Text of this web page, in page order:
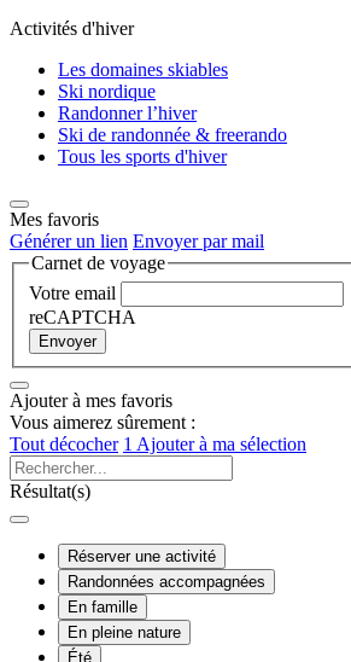
Activités d'hiver
Les domaines skiables
Ski nordique
Randonner l’hiver
Ski de randonnée & freerando
Tous les sports d'hiver
Mes favoris
Générer un lien Envoyer par mail
Carnet de voyage
Votre email
reCAPTCHA
Envoyer
Ajouter à mes favoris
Vous aimerez sûrement :
Tout décocher 1 Ajouter à ma sélection
Résultat(s)
Réserver une activité
Randonnées accompagnées
En famille
En pleine nature
Été